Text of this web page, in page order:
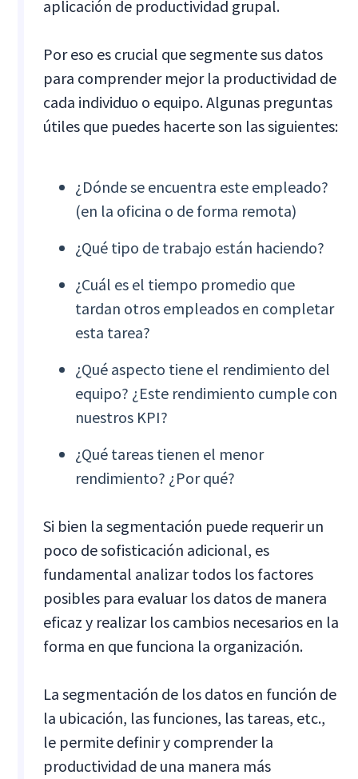
aplicación de productividad grupal.
Por eso es crucial que segmente sus datos
para comprender mejor la productividad de
cada individuo o equipo. Algunas preguntas
útiles que puedes hacerte son las siguientes:
¿Dónde se encuentra este empleado?
(en la oficina o de forma remota)
¿Qué tipo de trabajo están haciendo?
¿Cuál es el tiempo promedio que
tardan otros empleados en completar
esta tarea?
¿Qué aspecto tiene el rendimiento del
equipo? ¿Este rendimiento cumple con
nuestros KPI?
¿Qué tareas tienen el menor
rendimiento? ¿Por qué?
Si bien la segmentación puede requerir un
poco de sofisticación adicional, es
fundamental analizar todos los factores
posibles para evaluar los datos de manera
eficaz y realizar los cambios necesarios en la
forma en que funciona la organización.
La segmentación de los datos en función de
la ubicación, las funciones, las tareas, etc.,
le permite definir y comprender la
productividad de una manera más